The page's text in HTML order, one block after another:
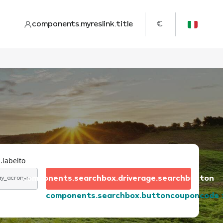
components.myreslink.title €
components.searchbox.buttoncouponcode
components.searchbox.driverage.searchbutton